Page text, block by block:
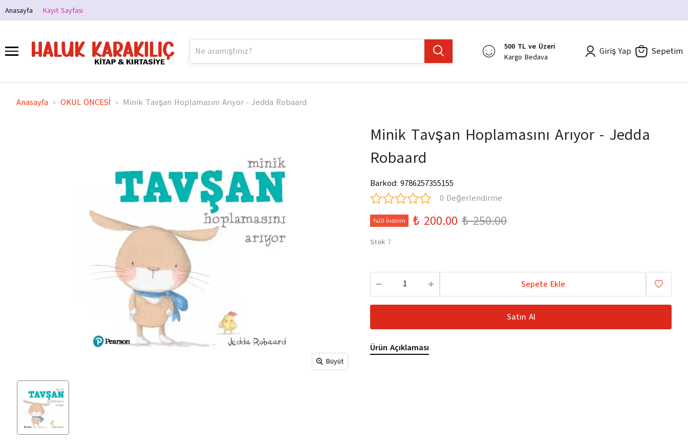
Anasayfa Kayıt Sayfası
500 TL ve Üzeri
Kargo Bedava
Giriş Yap Sepetim
Anasayfa OKUL ÖNCESİ Minik Tavşan Hoplamasını Arıyor - Jedda Robaard
Büyüt
Minik Tavşan Hoplamasını Arıyor - Jedda
Robaard
Barkod:9786257355155
0 Değerlendirme
%20 İndirim ₺ 200.00 ₺ 250.00
Stok 7
Sepete Ekle
Satın Al
Ürün Açıklaması